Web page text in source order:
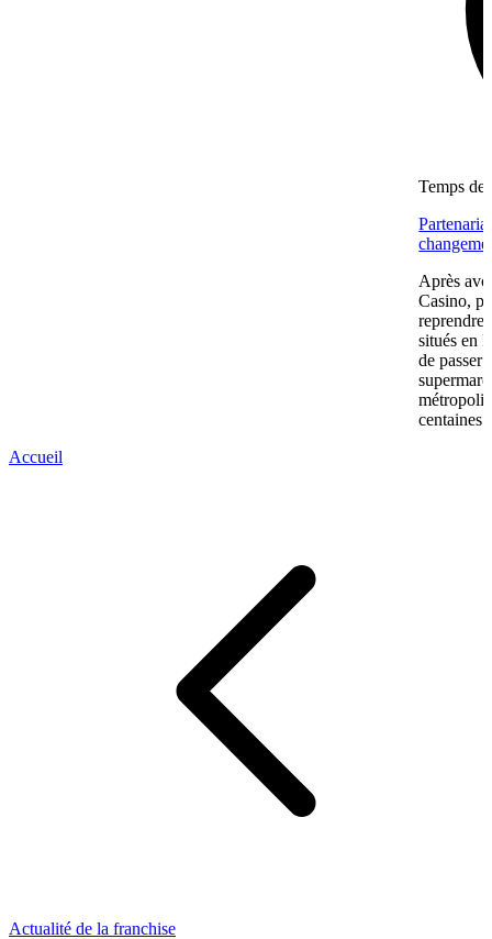
Temps de
Après
Casino,
reprendre
situés en
de passer
centaines
Accueil
Actualité de la franchise